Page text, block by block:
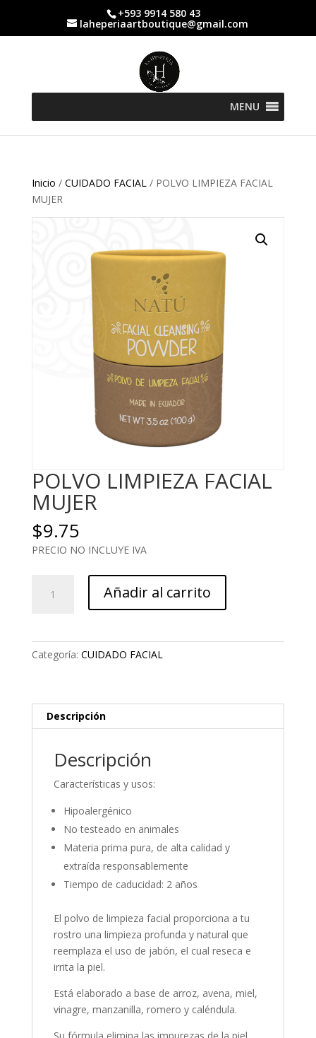
+593 9914 580 43
laheperiaartboutique@gmail.com
MENU
Inicio / CUIDADO FACIAL/ POLVO LIMPIEZA FACIAL
MUJER
POLVO LIMPIEZA FACIAL
MUJER
$9.75
PRECIO NO INCLUYE IVA
LIMPIEZA
cantidad
Añadir al carrito
Categoría: CUIDADO FACIAL
Descripción
Descripción
Características y usos:
Hipoalergénico
No testeado en animales
Materia prima pura, de alta calidad y
extraída responsablemente
Tiempo de caducidad: 2 años
El polvo de limpieza facial proporciona a tu
rostro una limpieza profunda y natural que
reemplaza el uso de jabón, el cual reseca e
irrita la piel.
Está elaborado a base de arroz, avena, miel,
vinagre, manzanilla, romero y caléndula.